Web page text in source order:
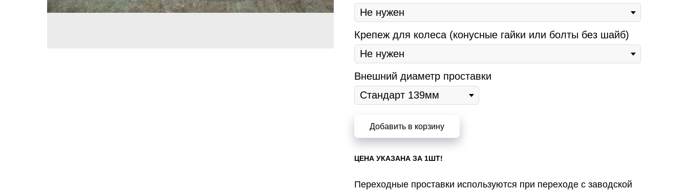
Крепеж для колеса (конусные гайки или болты без шайб)
Внешний диаметр проставки
Добавить в корзину
ЦЕНА УКАЗАНА ЗА 1ШТ!
Переходные проставки используются при переходе с заводской